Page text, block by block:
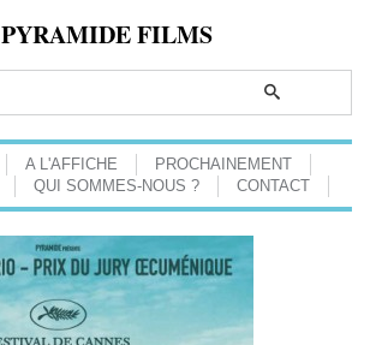
PYRAMIDE FILMS
A L'AFFICHE
PROCHAINEMENT
QUI SOMMES-NOUS ? CONTACT